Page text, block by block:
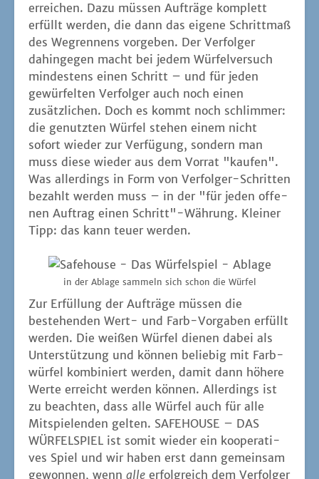
errei­chen. Dazu müs­sen Auf­trä­ge kom­plett
erfüllt wer­den, die dann das eige­ne Schritt­maß
des Weg­ren­nens vor­ge­ben. Der Ver­fol­ger
dahin­ge­gen macht bei jedem Wür­fel­ver­such
min­des­tens einen Schritt – und für jeden
gewür­fel­ten Ver­fol­ger auch noch einen
zusätz­li­chen. Doch es kommt noch schlim­mer:
die genutz­ten Wür­fel ste­hen einem nicht
sofort wie­der zur Ver­fü­gung, son­dern man
muss die­se wie­der aus dem Vor­rat "kau­fen".
Was aller­dings in Form von Ver­fol­ger-Schrit­ten
bezahlt wer­den muss – in der "für jeden offe­
nen Auf­trag einen Schritt"-Währung. Klei­ner
Tipp: das kann teu­er werden.
in der Abla­ge sam­meln sich schon die Würfel
Zur Erfül­lung der Auf­trä­ge müs­sen die
bestehen­den Wert- und Farb-Vor­ga­ben erfüllt
wer­den. Die wei­ßen Wür­fel die­nen dabei als
Unter­stüt­zung und kön­nen belie­big mit Farb­
wür­fel kom­bi­niert wer­den, damit dann höhe­re
Wer­te erreicht wer­den kön­nen. Aller­dings ist
zu beach­ten, dass alle Wür­fel auch für alle
Mit­spie­len­den gel­ten. SAFEHOUSE – DAS
WÜRFELSPIEL ist somit wie­der ein koope­ra­ti­
ves Spiel und wir haben erst dann gemein­sam
gewon­nen, wenn alle erfolg­reich dem Ver­fol­ger